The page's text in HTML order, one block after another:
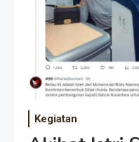
Kegiatan